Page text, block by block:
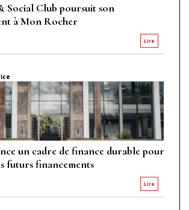
Social Club poursuit son
à Mon Rocher
Lire
un cadre de finance durable pour
futurs financements
Lire